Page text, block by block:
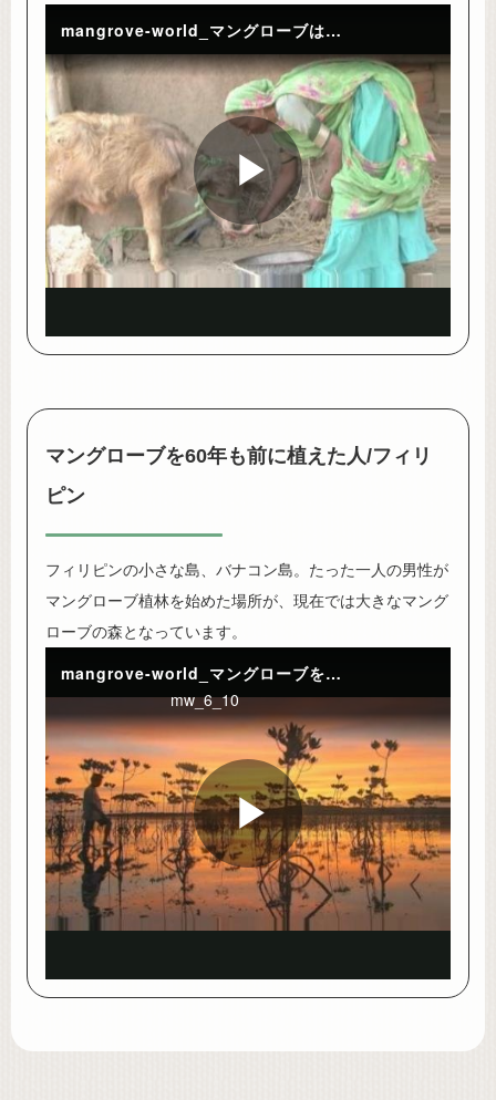
mangrove-world_マングローブは家畜の貴重な餌/インド
Play
Video
マングローブを60年も前に植えた人/フィリ
ピン
フィリピンの小さな島、バナコン島。たった一人の男性が
マングローブ植林を始めた場所が、現在では大きなマング
ローブの森となっています。
mangrove-world_マングローブを60年も前に植えた人/フィリピン
mw_6_10
Play
Video